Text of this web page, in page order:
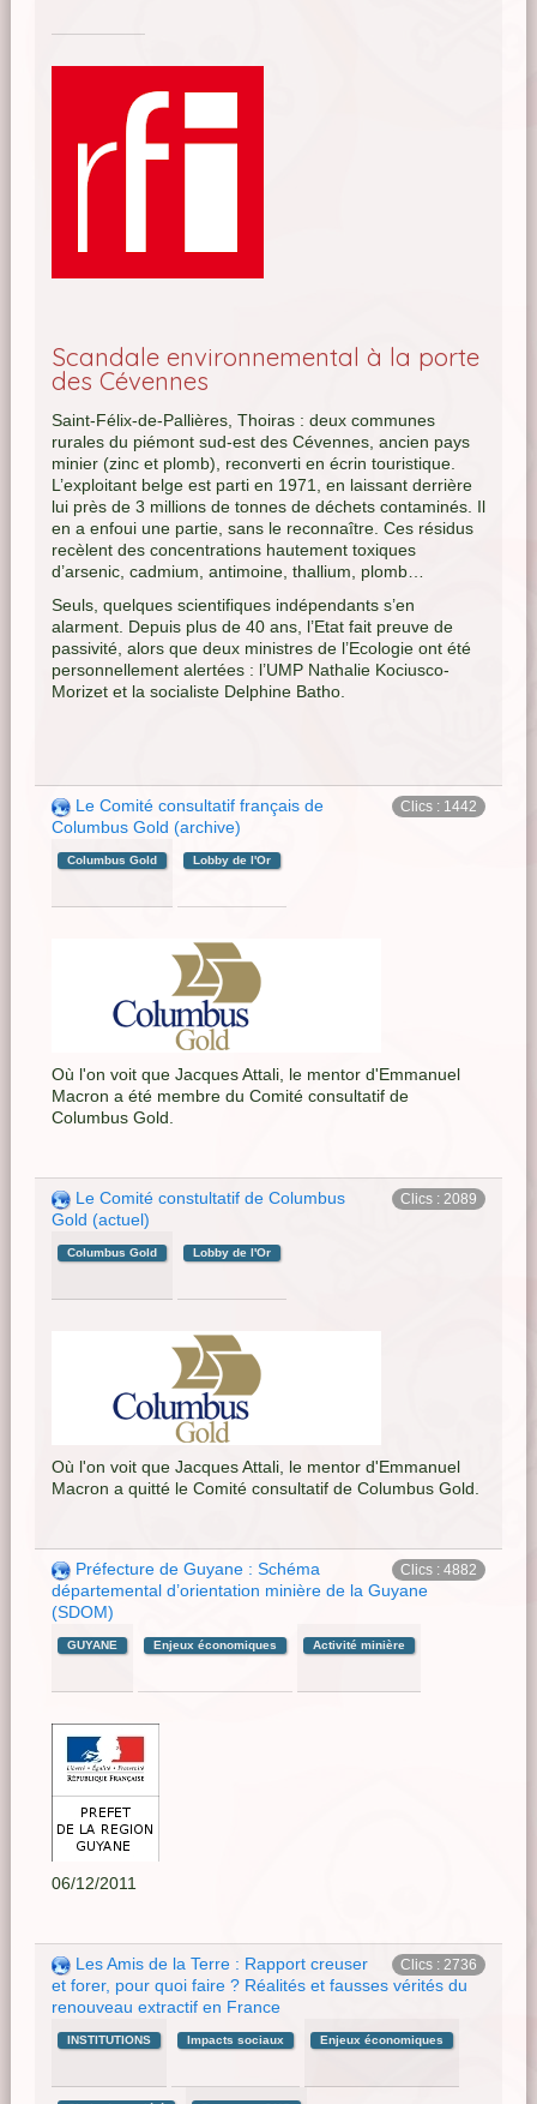
Scandale environnemental à la porte
des Cévennes
Saint-Félix-de-Pallières, Thoiras : deux communes
rurales du piémont sud-est des Cévennes, ancien pays
minier (zinc et plomb), reconverti en écrin touristique.
L’exploitant belge est parti en 1971, en laissant derrière
lui près de 3 millions de tonnes de déchets contaminés. Il
en a enfoui une partie, sans le reconnaître. Ces résidus
recèlent des concentrations hautement toxiques
d’arsenic, cadmium, antimoine, thallium, plomb…
Seuls, quelques scientifiques indépendants s’en
alarment. Depuis plus de 40 ans, l’Etat fait preuve de
passivité, alors que deux ministres de l’Ecologie ont été
personnellement alertées : l’UMP Nathalie Kociusco-
Morizet et la socialiste Delphine Batho.
Clics : 1442
Le Comité consultatif français de
Columbus Gold (archive)
Columbus Gold Lobby de l'Or
Où l'on voit que Jacques Attali, le mentor d'Emmanuel
Macron a été membre du Comité consultatif de
Columbus Gold.
Clics : 2089
Le Comité constultatif de Columbus
Gold (actuel)
Columbus Gold Lobby de l'Or
Où l'on voit que Jacques Attali, le mentor d'Emmanuel
Macron a quitté le Comité consultatif de Columbus Gold.
Clics : 4882
Préfecture de Guyane : Schéma
départemental d’orientation minière de la Guyane
(SDOM)
GUYANE Enjeux économiques Activité minière
06/12/2011
Clics : 2736
Les Amis de la Terre : Rapport creuser
et forer, pour quoi faire ? Réalités et fausses vérités du
renouveau extractif en France
INSTITUTIONS Impacts sociaux Enjeux économiques